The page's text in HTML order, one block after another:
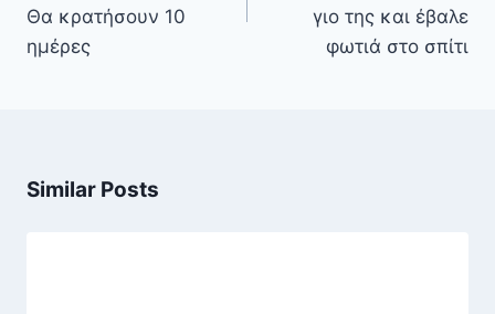
Θα κρατήσουν 10
ημέρες
γιο της και έβαλε
φωτιά στο σπίτι
Similar Posts